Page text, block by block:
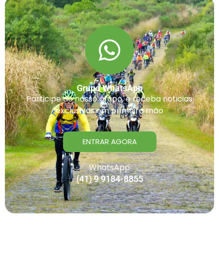
Grupo WhatsApp
Participe do nosso grupo, e receba noticias
exclusivas em primeira mão
ENTRAR AGORA
WhatsApp
(41) 9 9184-8855